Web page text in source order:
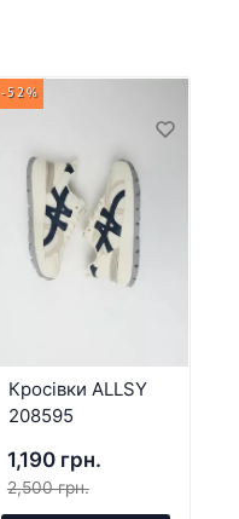
-52%
Кросівки ALLSY
208595
1,190 грн.
2,500 грн.